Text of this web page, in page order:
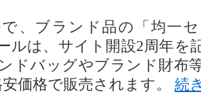
、ブランド品の「均一
ルは、サイト開設2周年を
ドバッグやブランド財布
価格で販売されます。 続